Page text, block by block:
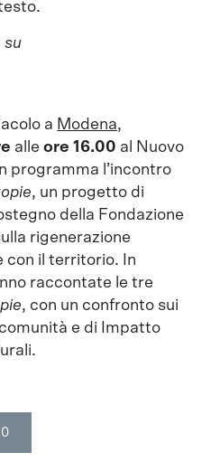
su
a Modena,
alle ore 16.00 al Nuovo
programma l’incontro
, un progetto di
della Fondazione
rigenerazione
con il territorio. In
raccontate le tre
, con un confronto sui
e di Impatto